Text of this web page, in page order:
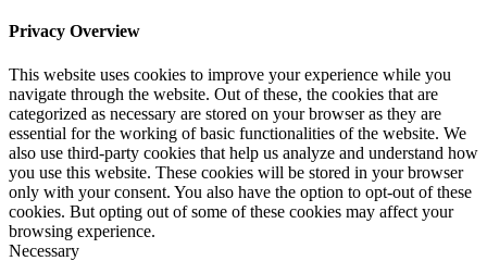
Privacy Overview
This website uses cookies to improve your experience while you
navigate through the website. Out of these, the cookies that are
categorized as necessary are stored on your browser as they are
essential for the working of basic functionalities of the website. We
also use third-party cookies that help us analyze and understand how
you use this website. These cookies will be stored in your browser
only with your consent. You also have the option to opt-out of these
cookies. But opting out of some of these cookies may affect your
browsing experience.
Necessary